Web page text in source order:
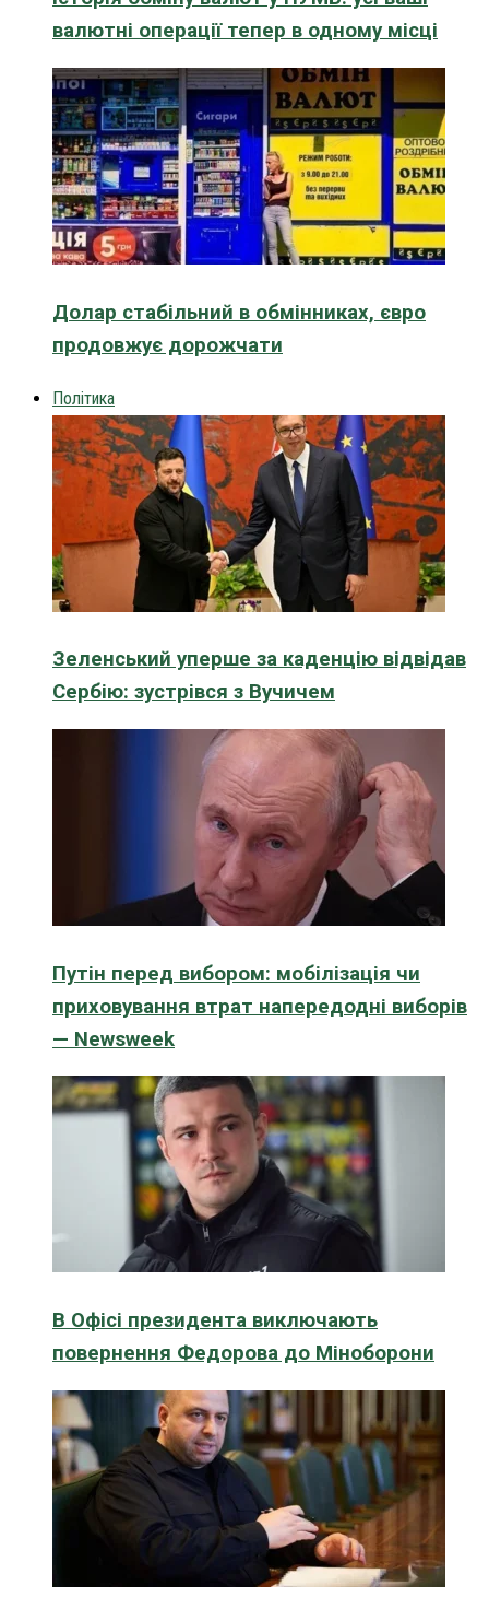
валютні операції тепер в одному місці
Долар стабільний в обмінниках, євро
продовжує дорожчати
Політика
Зеленський уперше за каденцію відвідав
Сербію: зустрівся з Вучичем
Путін перед вибором: мобілізація чи
приховування втрат напередодні виборів
— Newsweek
В Офісі президента виключають
повернення Федорова до Міноборони